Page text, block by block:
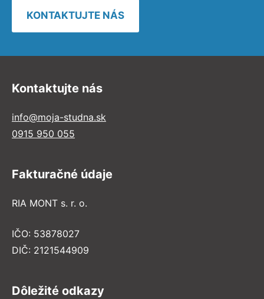
KONTAKTUJTE NÁS
Kontaktujte nás
info@moja-studna.sk
0915 950 055
Fakturačné údaje
RIA MONT s. r. o.
IČO: 53878027
DIČ: 2121544909
Dôležité odkazy